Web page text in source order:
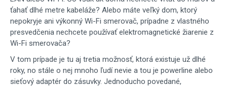
ťahať dlhé metre kabeláže? Alebo máte veľký dom, ktorý
nepokryje ani výkonný Wi-Fi smerovač, prípadne z vlastného
presvedčenia nechcete používať elektromagnetické žiarenie z
Wi-Fi smerovača?
V tom prípade je tu aj tretia možnosť, ktorá existuje už dlhé
roky, no stále o nej mnoho ľudí nevie a tou je powerline alebo
sieťový adaptér do zásuvky. Jednoducho povedané,